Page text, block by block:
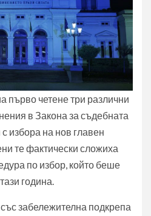
първо четене три различни
в Закона за съдебната
избора на нов главен
те фактически сложиха
по избор, който беше
година.
забележителна подкрепа